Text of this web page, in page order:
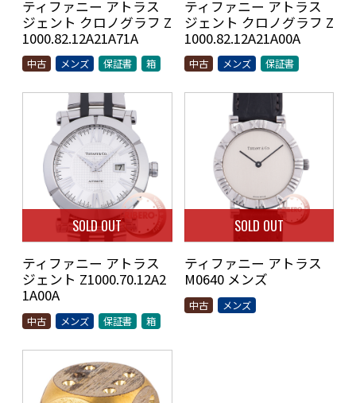
ティファニー アトラス
ジェント クロノグラフ Z
1000.82.12A21A71A
中古 メンズ 保証書 箱
ティファニー アトラス
ジェント クロノグラフ Z
1000.82.12A21A00A
中古 メンズ 保証書
SOLD OUT
ティファニー アトラス
ジェント Z1000.70.12A2
1A00A
中古 メンズ 保証書 箱
SOLD OUT
ティファニー アトラス
M0640 メンズ
中古 メンズ